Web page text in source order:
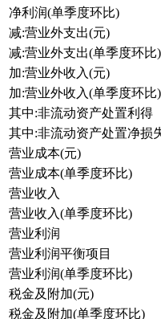
净利润(单季度环比)
减:营业外支出(元)
减:营业外支出(单季度环比)
加:营业外收入(元)
加:营业外收入(单季度环比)
其中:非流动资产处置利得
其中:非流动资产处置净损
营业成本(元)
营业成本(单季度环比)
营业收入
营业收入(单季度环比)
营业利润
营业利润平衡项目
营业利润(单季度环比)
税金及附加(元)
税金及附加(单季度环比)